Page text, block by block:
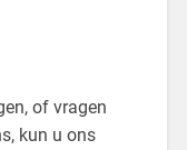
of vragen
kun u ons